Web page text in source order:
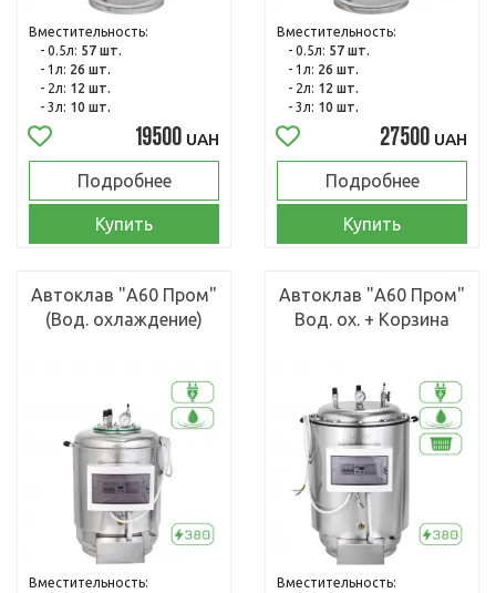
Вместительность:
- 0.5л: 57 шт.
- 1л: 26 шт.
- 2л: 12 шт.
- 3л: 10 шт.
19500 UAH
Подробнее
Купить
Вместительность:
- 0.5л: 57 шт.
- 1л: 26 шт.
- 2л: 12 шт.
- 3л: 10 шт.
27500 UAH
Подробнее
Купить
Автоклав "А60 Пром"
(Вод. охлаждение)
Вместительность:
Автоклав "А60 Пром"
Вод. ох. + Корзина
Вместительность: